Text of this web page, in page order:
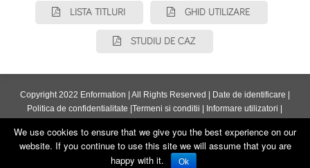
LISTA TITLURI GHID UTILIZARE
STUDIU DE CAZ
Copyright 2022 Enformation | All Rights Reserved | Date de identificare |
Politica de confidentialitate |Termeni si conditii | Informare utilizatori |
We use cookies to ensure that we give you the best experience on our
website. If you continue to use this site we will assume that you are
happy with it.
Ok